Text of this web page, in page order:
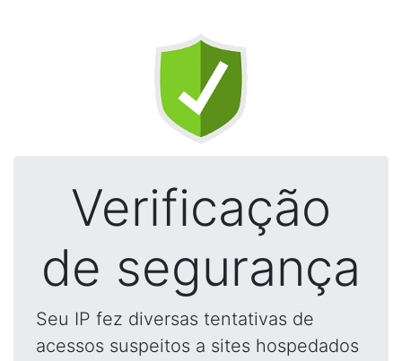
Verificação
de segurança
Seu IP fez diversas tentativas de
acessos suspeitos a sites hospedados